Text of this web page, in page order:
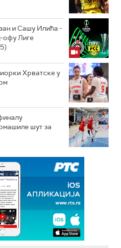
и Сашу Илића -
офу Лиге
Хрватске у
шут за